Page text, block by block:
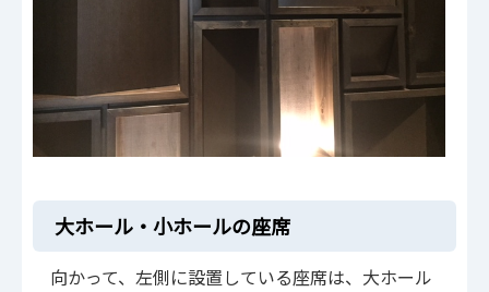
大ホール・小ホールの座席
向かって、左側に設置している座席は、大ホール